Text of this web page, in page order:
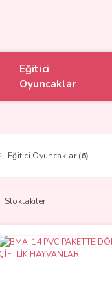
Eğitici
Oyuncaklar
Eğitici Oyuncaklar(6)
Stoktakiler